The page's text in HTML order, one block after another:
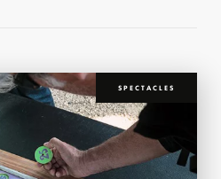
SPECTACLES